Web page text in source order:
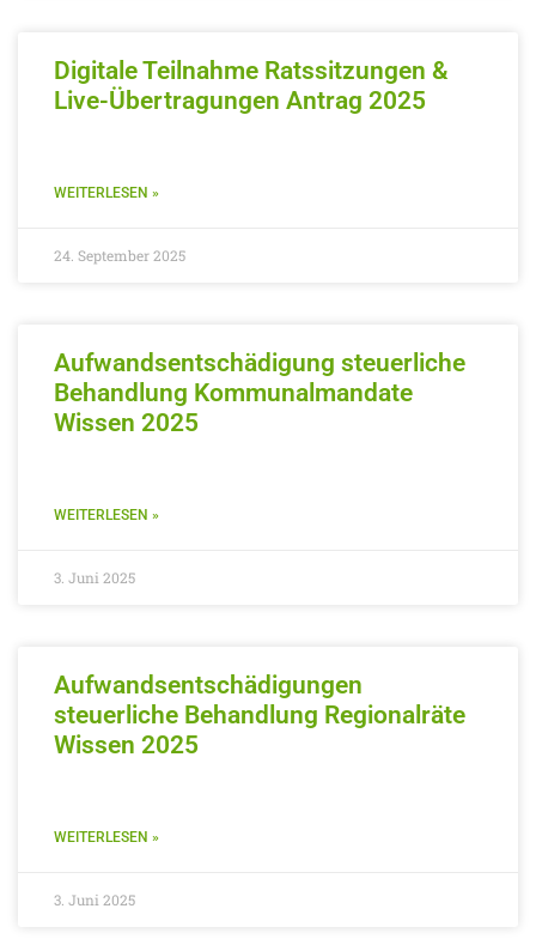
Digitale Teilnahme Ratssitzungen &
Live-Übertragungen Antrag 2025
WEITERLESEN »
24. September 2025
Aufwandsentschädigung steuerliche
Behandlung Kommunalmandate
Wissen 2025
WEITERLESEN »
3. Juni 2025
Aufwandsentschädigungen
steuerliche Behandlung Regionalräte
Wissen 2025
WEITERLESEN »
3. Juni 2025